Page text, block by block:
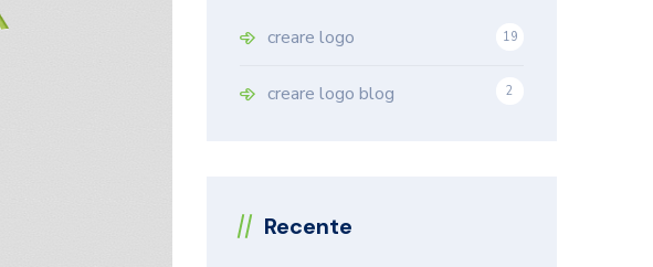
creare logo
19
creare logo blog 2
Recente